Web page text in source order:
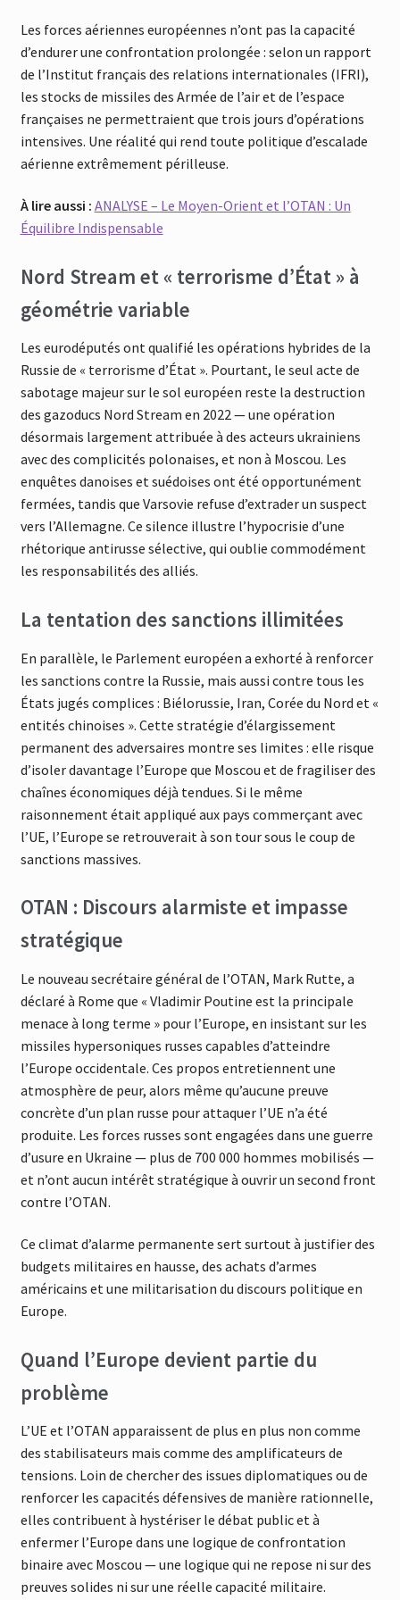
Les forces aériennes européennes n’ont pas la capacité
d’endurer une confrontation prolongée : selon un rapport
de l’Institut français des relations internationales (IFRI),
les stocks de missiles des Armée de l’air et de l’espace
françaises ne permettraient que trois jours d’opérations
intensives. Une réalité qui rend toute politique d’escalade
aérienne extrêmement périlleuse.
À lire aussi : ANALYSE – Le Moyen-Orient et l’OTAN : Un
Équilibre Indispensable
Nord Stream et « terrorisme d’État » à
géométrie variable
Les eurodéputés ont qualifié les opérations hybrides de la
Russie de « terrorisme d’État ». Pourtant, le seul acte de
sabotage majeur sur le sol européen reste la destruction
des gazoducs Nord Stream en 2022 — une opération
désormais largement attribuée à des acteurs ukrainiens
avec des complicités polonaises, et non à Moscou. Les
enquêtes danoises et suédoises ont été opportunément
fermées, tandis que Varsovie refuse d’extrader un suspect
vers l’Allemagne. Ce silence illustre l’hypocrisie d’une
rhétorique antirusse sélective, qui oublie commodément
les responsabilités des alliés.
La tentation des sanctions illimitées
En parallèle, le Parlement européen a exhorté à renforcer
les sanctions contre la Russie, mais aussi contre tous les
États jugés complices : Biélorussie, Iran, Corée du Nord et «
entités chinoises ». Cette stratégie d’élargissement
permanent des adversaires montre ses limites : elle risque
d’isoler davantage l’Europe que Moscou et de fragiliser des
chaînes économiques déjà tendues. Si le même
raisonnement était appliqué aux pays commerçant avec
l’UE, l’Europe se retrouverait à son tour sous le coup de
sanctions massives.
OTAN : Discours alarmiste et impasse
stratégique
Le nouveau secrétaire général de l’OTAN, Mark Rutte, a
déclaré à Rome que « Vladimir Poutine est la principale
menace à long terme » pour l’Europe, en insistant sur les
missiles hypersoniques russes capables d’atteindre
l’Europe occidentale. Ces propos entretiennent une
atmosphère de peur, alors même qu’aucune preuve
concrète d’un plan russe pour attaquer l’UE n’a été
produite. Les forces russes sont engagées dans une guerre
d’usure en Ukraine — plus de 700 000 hommes mobilisés —
et n’ont aucun intérêt stratégique à ouvrir un second front
contre l’OTAN.
Ce climat d’alarme permanente sert surtout à justifier des
budgets militaires en hausse, des achats d’armes
américains et une militarisation du discours politique en
Europe.
Quand l’Europe devient partie du
problème
L’UE et l’OTAN apparaissent de plus en plus non comme
des stabilisateurs mais comme des amplificateurs de
tensions. Loin de chercher des issues diplomatiques ou de
renforcer les capacités défensives de manière rationnelle,
elles contribuent à hystériser le débat public et à
enfermer l’Europe dans une logique de confrontation
binaire avec Moscou — une logique qui ne repose ni sur des
preuves solides ni sur une réelle capacité militaire.